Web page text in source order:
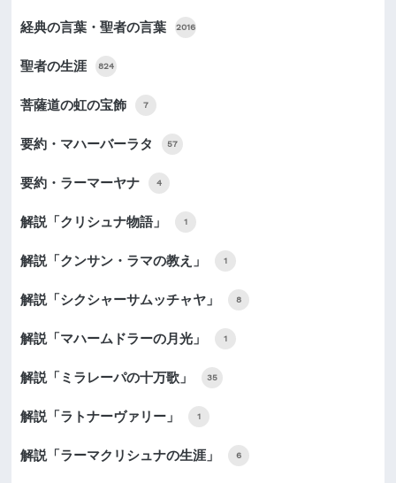
経典の言葉・聖者の言葉 2016
聖者の生涯 824
菩薩道の虹の宝飾 7
要約・マハーバーラタ 57
要約・ラーマーヤナ 4
解説「クリシュナ物語」 1
解説「クンサン・ラマの教え」 1
解説「シクシャーサムッチャヤ」 8
解説「マハームドラーの月光」 1
解説「ミラレーパの十万歌」 35
解説「ラトナーヴァリー」 1
解説「ラーマクリシュナの生涯」 6